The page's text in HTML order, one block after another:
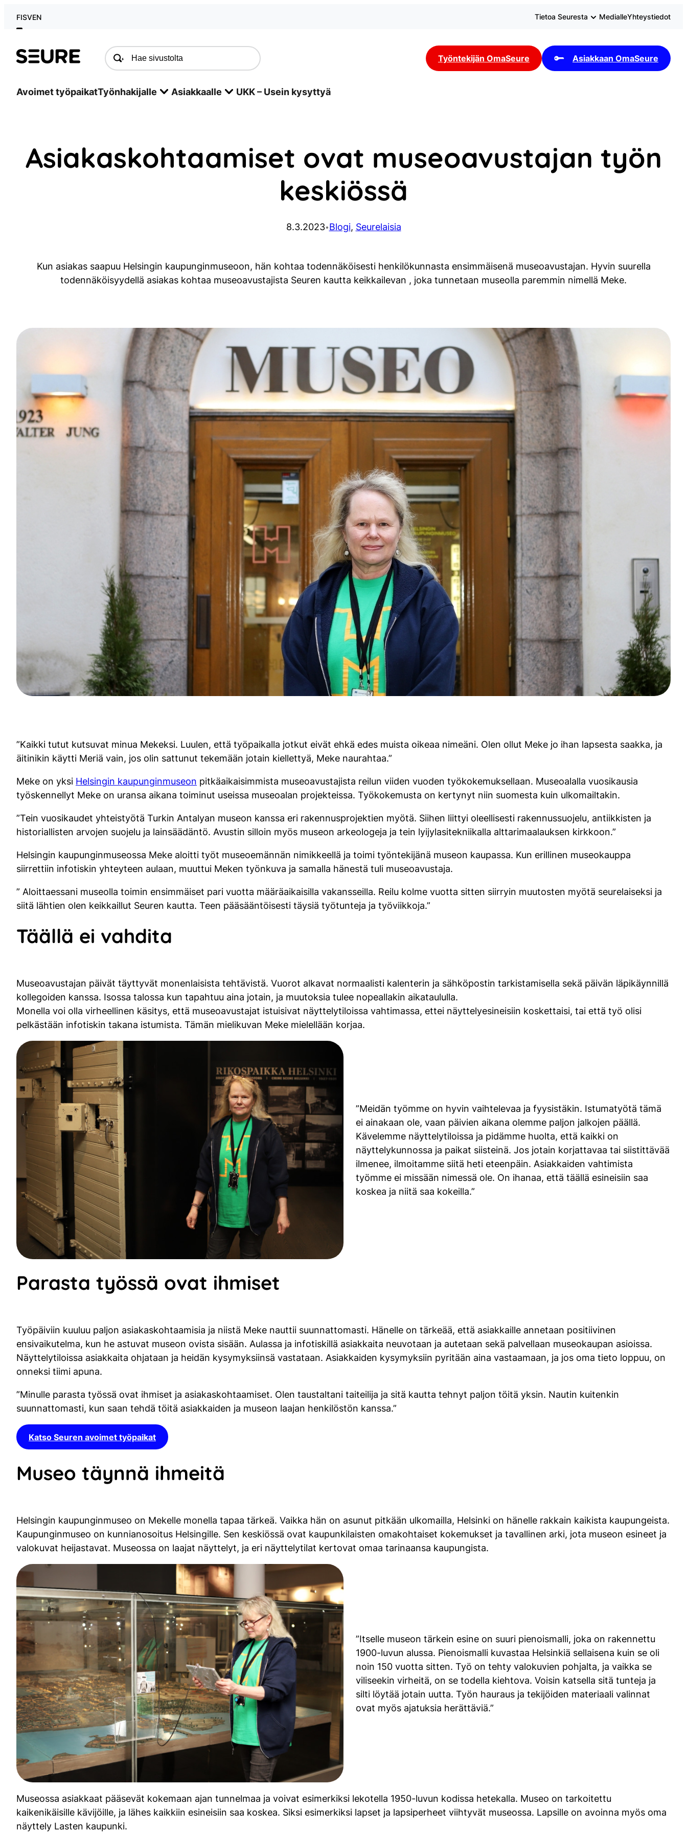
FISVEN Tietoa Seuresta MedialleYhteystiedot
Seure Työntekijän OmaSeure Asiakkaan OmaSeure
Avoimet työpaikatTyönhakijalle Asiakkaalle UKK – Usein kysyttyä
Asiakaskohtaamiset ovat museoavustajan työn
keskiössä
8.3.2023•Blogi, Seurelaisia
Kun asiakas saapuu Helsingin kaupunginmuseoon, hän kohtaa todennäköisesti henkilökunnasta ensimmäisenä museoavustajan. Hyvin suurella
todennäköisyydellä asiakas kohtaa museoavustajista Seuren kautta keikkailevan , joka tunnetaan museolla paremmin nimellä Meke.
”Kaikki tutut kutsuvat minua Mekeksi. Luulen, että työpaikalla jotkut eivät ehkä edes muista oikeaa nimeäni. Olen ollut Meke jo ihan lapsesta saakka, ja
äitinikin käytti Meriä vain, jos olin sattunut tekemään jotain kiellettyä, Meke naurahtaa.”
Meke on yksi Helsingin kaupunginmuseon pitkäaikaisimmista museoavustajista reilun viiden vuoden työkokemuksellaan. Museoalalla vuosikausia
työskennellyt Meke on uransa aikana toiminut useissa museoalan projekteissa. Työkokemusta on kertynyt niin suomesta kuin ulkomailtakin.
”Tein vuosikaudet yhteistyötä Turkin Antalyan museon kanssa eri rakennusprojektien myötä. Siihen liittyi oleellisesti rakennussuojelu, antiikkisten ja
historiallisten arvojen suojelu ja lainsäädäntö. Avustin silloin myös museon arkeologeja ja tein lyijylasitekniikalla alttarimaalauksen kirkkoon.”
Helsingin kaupunginmuseossa Meke aloitti työt museoemännän nimikkeellä ja toimi työntekijänä museon kaupassa. Kun erillinen museokauppa
siirrettiin infotiskin yhteyteen aulaan, muuttui Meken työnkuva ja samalla hänestä tuli museoavustaja.
” Aloittaessani museolla toimin ensimmäiset pari vuotta määräaikaisilla vakansseilla. Reilu kolme vuotta sitten siirryin muutosten myötä seurelaiseksi ja
siitä lähtien olen keikkaillut Seuren kautta. Teen pääsääntöisesti täysiä työtunteja ja työviikkoja.”
Täällä ei vahdita
Museoavustajan päivät täyttyvät monenlaisista tehtävistä. Vuorot alkavat normaalisti kalenterin ja sähköpostin tarkistamisella sekä päivän läpikäynnillä
kollegoiden kanssa. Isossa talossa kun tapahtuu aina jotain, ja muutoksia tulee nopeallakin aikataululla.
Monella voi olla virheellinen käsitys, että museoavustajat istuisivat näyttelytiloissa vahtimassa, ettei näyttelyesineisiin koskettaisi, tai että työ olisi
pelkästään infotiskin takana istumista. Tämän mielikuvan Meke mielellään korjaa.
”Meidän työmme on hyvin vaihtelevaa ja fyysistäkin. Istumatyötä tämä
ei ainakaan ole, vaan päivien aikana olemme paljon jalkojen päällä.
Kävelemme näyttelytiloissa ja pidämme huolta, että kaikki on
näyttelykunnossa ja paikat siisteinä. Jos jotain korjattavaa tai siistittävää
ilmenee, ilmoitamme siitä heti eteenpäin. Asiakkaiden vahtimista
työmme ei missään nimessä ole. On ihanaa, että täällä esineisiin saa
koskea ja niitä saa kokeilla.”
Parasta työssä ovat ihmiset
Työpäiviin kuuluu paljon asiakaskohtaamisia ja niistä Meke nauttii suunnattomasti. Hänelle on tärkeää, että asiakkaille annetaan positiivinen
ensivaikutelma, kun he astuvat museon ovista sisään. Aulassa ja infotiskillä asiakkaita neuvotaan ja autetaan sekä palvellaan museokaupan asioissa.
Näyttelytiloissa asiakkaita ohjataan ja heidän kysymyksiinsä vastataan. Asiakkaiden kysymyksiin pyritään aina vastaamaan, ja jos oma tieto loppuu, on
onneksi tiimi apuna.
”Minulle parasta työssä ovat ihmiset ja asiakaskohtaamiset. Olen taustaltani taiteilija ja sitä kautta tehnyt paljon töitä yksin. Nautin kuitenkin
suunnattomasti, kun saan tehdä töitä asiakkaiden ja museon laajan henkilöstön kanssa.”
Katso Seuren avoimet työpaikat
Museo täynnä ihmeitä
Helsingin kaupunginmuseo on Mekelle monella tapaa tärkeä. Vaikka hän on asunut pitkään ulkomailla, Helsinki on hänelle rakkain kaikista kaupungeista.
Kaupunginmuseo on kunnianosoitus Helsingille. Sen keskiössä ovat kaupunkilaisten omakohtaiset kokemukset ja tavallinen arki, jota museon esineet ja
valokuvat heijastavat. Museossa on laajat näyttelyt, ja eri näyttelytilat kertovat omaa tarinaansa kaupungista.
”Itselle museon tärkein esine on suuri pienoismalli, joka on rakennettu
1900-luvun alussa. Pienoismalli kuvastaa Helsinkiä sellaisena kuin se oli
noin 150 vuotta sitten. Työ on tehty valokuvien pohjalta, ja vaikka se
viliseekin virheitä, on se todella kiehtova. Voisin katsella sitä tunteja ja
silti löytää jotain uutta. Työn hauraus ja tekijöiden materiaali valinnat
ovat myös ajatuksia herättäviä.”
Museossa asiakkaat pääsevät kokemaan ajan tunnelmaa ja voivat esimerkiksi lekotella 1950-luvun kodissa hetekalla. Museo on tarkoitettu
kaikenikäisille kävijöille, ja lähes kaikkiin esineisiin saa koskea. Siksi esimerkiksi lapset ja lapsiperheet viihtyvät museossa. Lapsille on avoinna myös oma
näyttely Lasten kaupunki.